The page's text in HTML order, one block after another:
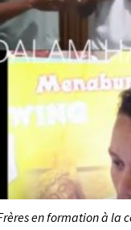
en formation à la